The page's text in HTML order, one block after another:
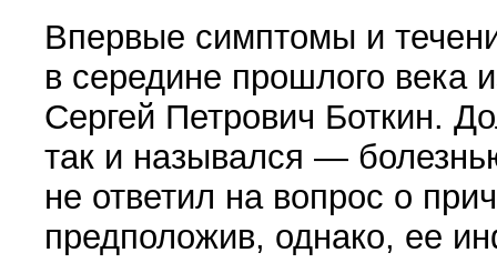
Впервые симптомы и
в середине прошлого века
Сергей Петрович Боткин.
так и назывался —
не ответил на вопрос о
предположив, однако, ее